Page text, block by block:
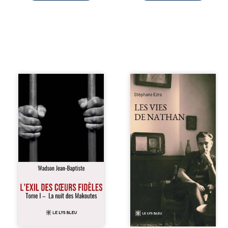
« Une nuit suffit
parfois pour briser
une famille… mais
certaines fidélités
traversent les
années. » Haïti,
sous la dictature
des Duvalier. La
peur s’étend
jusque dans les
villages les plus
reculés. À Bainet,
Jean-Joël Joli
mène une
avec sa famille.
Les vies de
Nathan est un
né en trois jours,
au printemps
2026. Pour la
première fois,
Stéphane Ezra,
médium, a pu
communiquer
avec son père,
disparu depuis
plus de vingt ans
et qu’il n’a jamais
connu. De ce
dialogue par-delà
la mort naissent